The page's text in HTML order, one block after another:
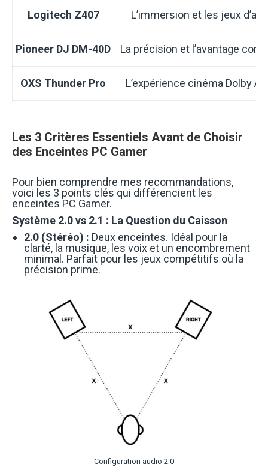
Logitech Z407 L’immersion et les jeux
Pioneer DJ DM-40D La précision et l’avantage
OXS Thunder Pro L’expérience cinéma Dolby
Les 3 Critères Essentiels Avant de Choisir
des Enceintes PC Gamer
Pour bien comprendre mes recommandations,
voici les 3 points clés qui différencient les
enceintes PC Gamer.
Système 2.0 vs 2.1 : La Question du Caisson
2.0 (Stéréo) : Deux enceintes. Idéal pour la
clarté, la musique, les voix et un encombrement
minimal. Parfait pour les jeux compétitifs où la
précision prime.
Configuration audio 2.0